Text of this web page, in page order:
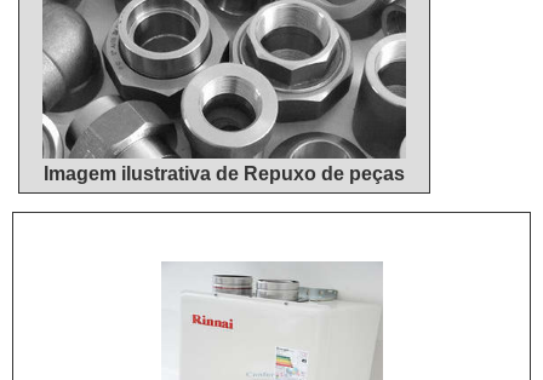
Imagem ilustrativa de Repuxo de peças